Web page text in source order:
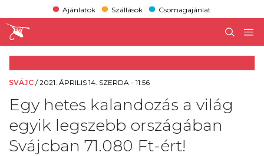
Ajánlatok Szállások Csomagajánlat
SVÁJC /2021. ÁPRILIS 14. SZERDA - 11:56
Egy hetes kalandozás a világ
egyik legszebb országában
Svájcban 71.080 Ft-ért!